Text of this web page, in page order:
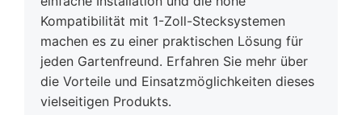
Kompatibilität mit 1-Zoll-Stecksystemen
machen es zu einer praktischen Lösung für
jeden Gartenfreund. Erfahren Sie mehr über
die Vorteile und Einsatzmöglichkeiten dieses
vielseitigen Produkts.